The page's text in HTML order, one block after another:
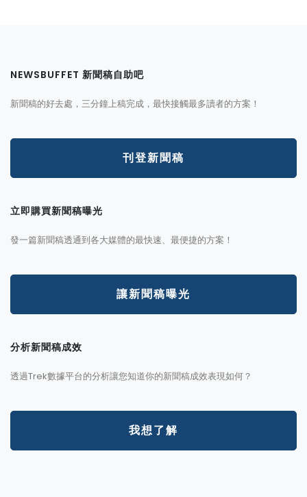
NEWSBUFFET 新聞稿自助吧
新聞稿的好去處，三分鐘上稿完成，最快接觸最多讀者的方案！
刊登新聞稿
立即購買新聞稿曝光
發一篇新聞稿透通到各大媒體的最快速、最便捷的方案！
讓新聞稿曝光
分析新聞稿成效
透過Trek數據平台的分析讓您知道你的新聞稿成效表現如何？
我想了解